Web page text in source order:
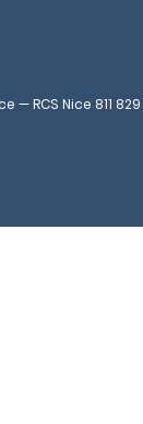
— RCS Nice 811